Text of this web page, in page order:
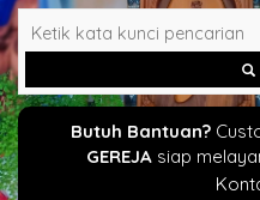
Butuh Bantuan?
GEREJAsiap